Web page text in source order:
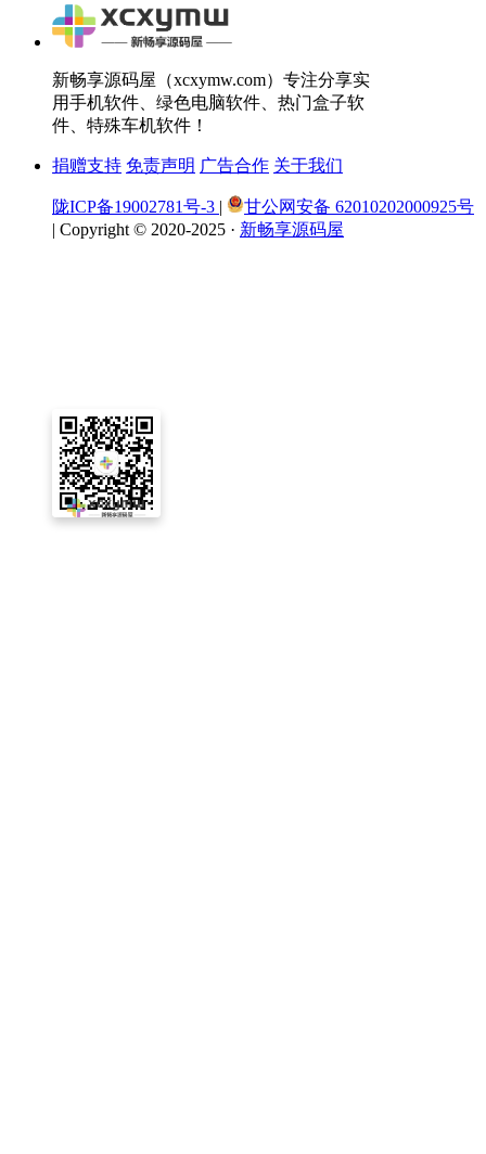
新畅享源码屋（xcxymw.com）专注分享实
用手机软件、绿色电脑软件、热门盒子软
件、特殊车机软件！
捐赠支持 免责声明 广告合作 关于我们
陇ICP备19002781号-3 |
甘公网安备 62010202000925号
| Copyright © 2020-2025 · 新畅享源码屋